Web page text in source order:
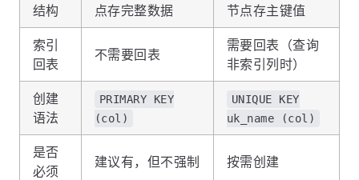
结构
点存完整数据
节点存主键值
索引
回表
不需要回表
需要回表（查询
非索引列时）
创建
语法
PRIMARY KEY
(col)
UNIQUE KEY
uk_name (col)
是否
必须
建议有，但不强制 按需创建